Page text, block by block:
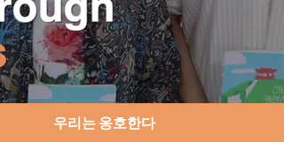
우리는 옹호한다